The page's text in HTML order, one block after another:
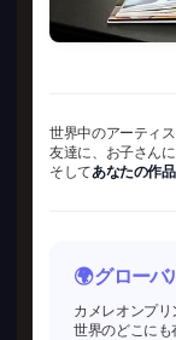
世界中のアーティ
友達に、お子さん
そしてあなたの作品
🌍 グロー
カメレオンプ
世界のどこにも